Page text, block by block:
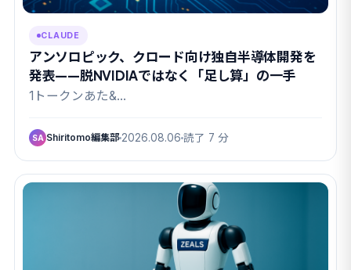
CLAUDE
アンソロピック、クロード向け独自半導体開発を
発表——脱NVIDIAではなく「足し算」の一手
1トークンあた&…
SA Shiritomo編集部 2026.08.06 読了 7 分